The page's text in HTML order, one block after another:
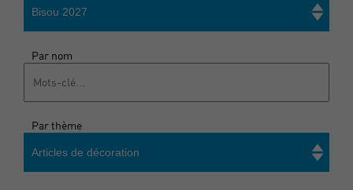
Bisou 2027
Par nom
Par thème
Articles de décoration